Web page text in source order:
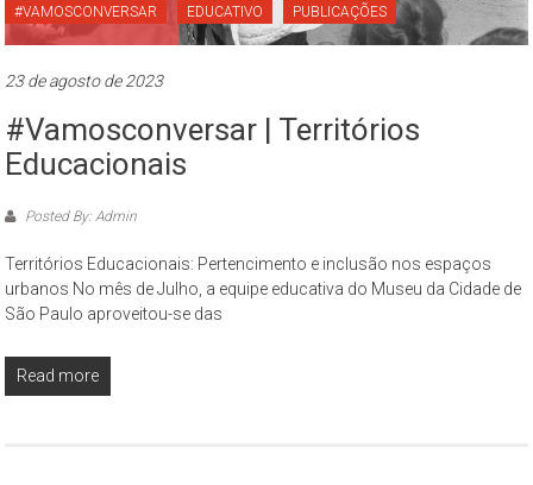
#VAMOSCONVERSAR EDUCATIVO PUBLICAÇÕES
23 de agosto de 2023
#vamosconversar | Territórios
Educacionais
Posted By: Admin
Territórios Educacionais: Pertencimento e inclusão nos espaços
urbanos No mês de Julho, a equipe educativa do Museu da Cidade de
São Paulo aproveitou-se das
Read more